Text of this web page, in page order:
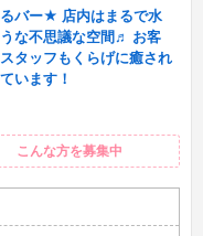
るバー★ 店内はまるで水
な不思議な空間♬ お客
タッフもくらげに癒され
います！
こんな方を募集中